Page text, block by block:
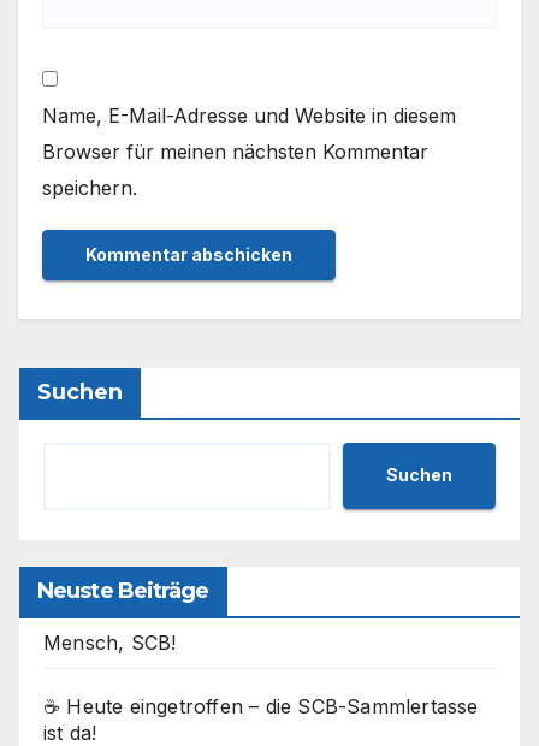
Name, E-Mail-Adresse und Website in diesem
Browser für meinen nächsten Kommentar
speichern.
Suchen
Suchen
Neuste Beiträge
Mensch, SCB!
☕ Heute eingetroffen – die SCB-Sammlertasse
ist da!